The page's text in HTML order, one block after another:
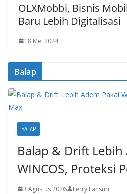
OLXMobbi, Bisnis
Baru Lebih Digitalisasi
18 Mei 2024
Balap
BALAP
Balap & Drift Lebih
WINCOS, Proteksi
3 Agustus 2026 Ferry Fansuri